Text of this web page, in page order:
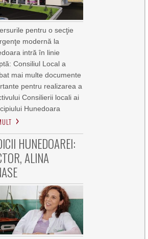
pentru o secţie
modernă la
intră în linie
Consiliul Local a
mai multe documente
pentru realizarea a
Consilierii locali ai
Hunedoara
HUNEDOAREI:
ALINA